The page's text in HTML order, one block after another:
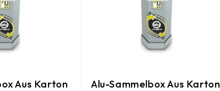
Aus Karton Alu-Sammelbox Aus Karton